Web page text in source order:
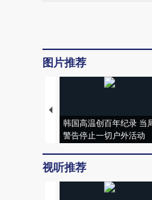
图片推荐
韩国高温创百年纪录 当
警告停止一切户外活动
视听推荐